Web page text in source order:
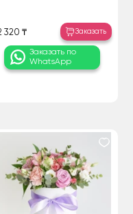
320 ₸ Заказать
Заказать по
WhatsApp